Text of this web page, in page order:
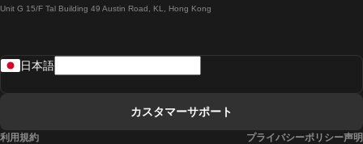
ローマからナポリまでの列車
Unit G 15/F Tal Building 49 Austin Road, KL, Hong Kong
日本語
カスタマーサポート
利用規約 プライバシーポリシー声明